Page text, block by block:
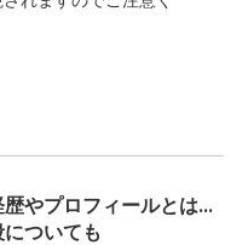
歴やプロフィールとは…
ついても